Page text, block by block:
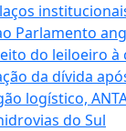
Parlamento
do leiloeiro à
da dívida
logístico,
do Sul